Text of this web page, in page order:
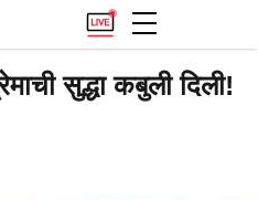
सुद्धा कबुली दिली!